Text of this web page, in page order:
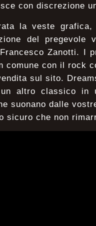
con discrezione
la veste
del
Zanotti. I
comune con il rock
sul sito.
altro classico in
suonano dalle
sicuro che non